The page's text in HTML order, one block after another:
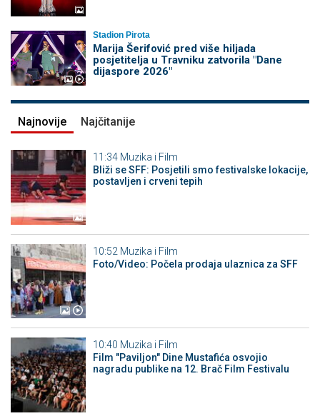
Stadion Pirota
Marija Šerifović pred više hiljada
posjetitelja u Travniku zatvorila "Dane
dijaspore 2026"
Najnovije Najčitanije
11:34 Muzika i Film
Bliži se SFF: Posjetili smo festivalske lokacije,
postavljen i crveni tepih
10:52 Muzika i Film
Foto/Video: Počela prodaja ulaznica za SFF
10:40 Muzika i Film
Film "Paviljon" Dine Mustafića osvojio
nagradu publike na 12. Brač Film Festivalu